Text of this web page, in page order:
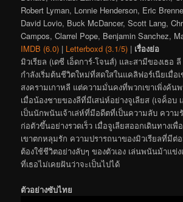
Robert Lyman, Lonnie Henderson, Eric
David Lovio, Buck McDancer, Scott Lang,
Campos, Clarrel Pope, Benjamin Sanchez,
IMDB (6.0) | Letterboxd (3.1/5) | เรื่องย่อ
มิวเรียล (เดซี เอ็ดการ์-โจนส์) และสามีของเธอ
กำลังเริ่มต้นชีวิตใหม่ที่สดใสในแคลิฟอร์เนียเมื่อ
สงครามเกาหลี แต่ความมั่นคงที่พวกเขาเพิ่งค้น
เมื่อน้องชายของลีที่มีเสน่ห์อย่างจูเลียส (เจค็อบ
เป็นนักพนันเจ้าเล่ห์ที่มีอดีตที่เป็นความลับ ความ
ก่อตัวขึ้นอย่างรวดเร็ว เมื่อจูเลียสออกเดินทางเ
เขาตกหลุมรัก ความปรารถนาของมิวเรียลที่มีต่
ต้องใช้ชีวิตอย่างลับๆ ของตัวเอง เล่นพนันม้าแข่
ที่เธอไม่เคยฝันว่าจะเป็นไปได้
ตัวอย่างซับไทย